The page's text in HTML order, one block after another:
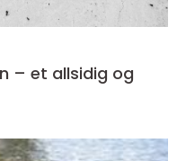
– et allsidig og